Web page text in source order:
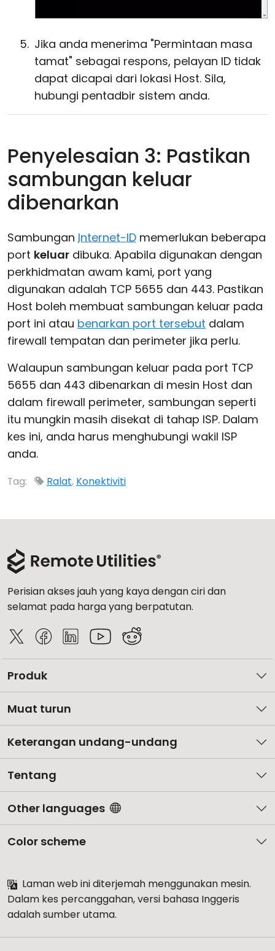
Jika anda menerima "Permintaan masa
tamat" sebagai respons, pelayan ID tidak
dapat dicapai dari lokasi Host. Sila,
hubungi pentadbir sistem anda.
Penyelesaian 3: Pastikan
sambungan keluar
dibenarkan
Sambungan Internet-ID memerlukan beberapa
port keluar dibuka. Apabila digunakan dengan
perkhidmatan awam kami, port yang
digunakan adalah TCP 5655 dan 443. Pastikan
Host boleh membuat sambungan keluar pada
port ini atau benarkan port tersebut dalam
firewall tempatan dan perimeter jika perlu.
Walaupun sambungan keluar pada port TCP
5655 dan 443 dibenarkan di mesin Host dan
dalam firewall perimeter, sambungan seperti
itu mungkin masih disekat di tahap ISP. Dalam
kes ini, anda harus menghubungi wakil ISP
anda.
Tag: Ralat, Konektiviti
Perisian akses jauh yang kaya dengan ciri dan
selamat pada harga yang berpatutan.
Produk
Muat turun
Keterangan undang-undang
Tentang
Other languages
Color scheme
Laman web ini diterjemah menggunakan mesin.
Dalam kes percanggahan, versi bahasa Inggeris
adalah sumber utama.